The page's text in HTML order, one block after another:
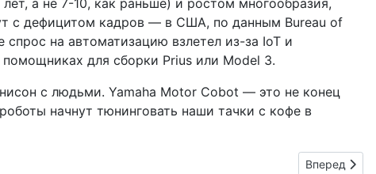
а не 7-10, как раньше) и ростом многообразия,
с дефицитом кадров — в США, по данным Bureau of
на автоматизацию взлетел из-за IoT и
для сборки Prius или Model 3.
с людьми. Yamaha Motor Cobot — это не конец
начнут тюнинговать наши тачки с кофе в
Следующий:
Вперед